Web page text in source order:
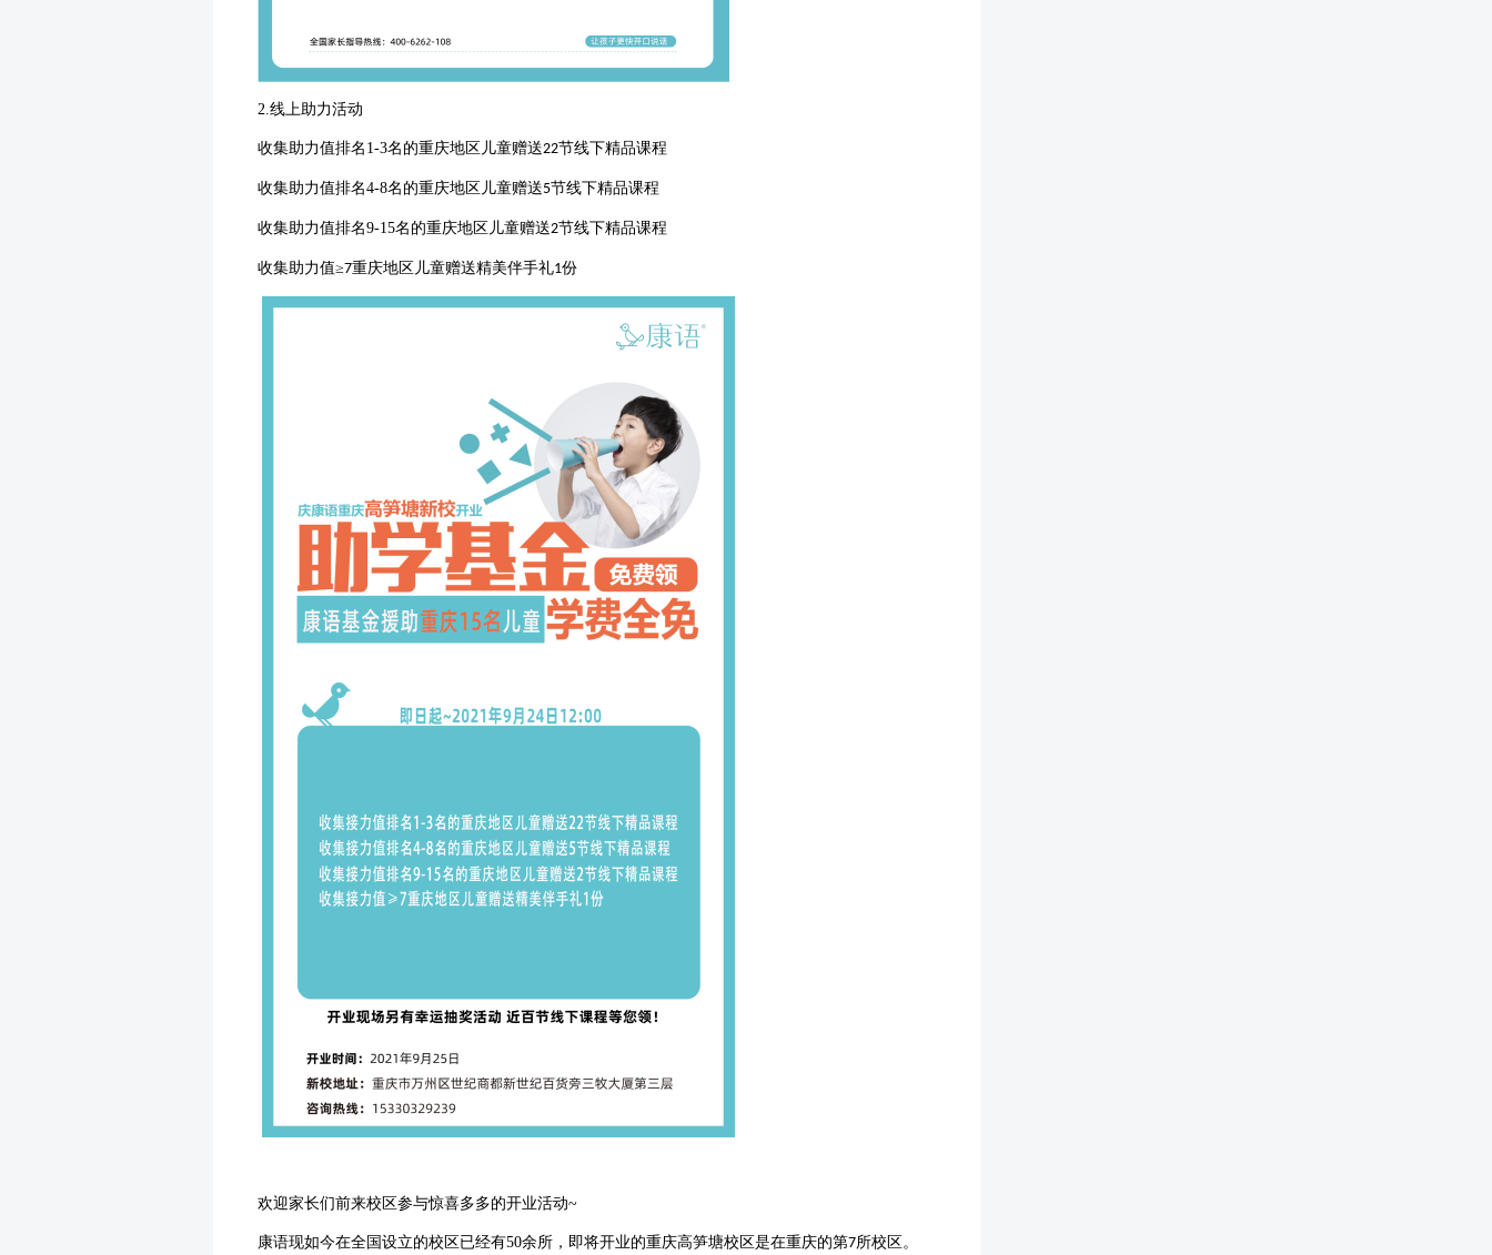
2.线上助力活动
收集助力值排名 1-3名的重庆地区儿童赠送22节线下精品课程
收集助力值排名4-8名的重庆地区儿童赠送5节线下精品课程
收集助力值排名9-15名的重庆地区儿童赠送2节线下精品课程
收集助力值≥7重庆地区儿童赠送精美伴手礼1份
欢迎家长们前来校区参与惊喜多多的开业活动~
康语现如今在全国设立的校区已经有50余所，即将开业的重庆高笋塘校区是在重庆的第7所校区。